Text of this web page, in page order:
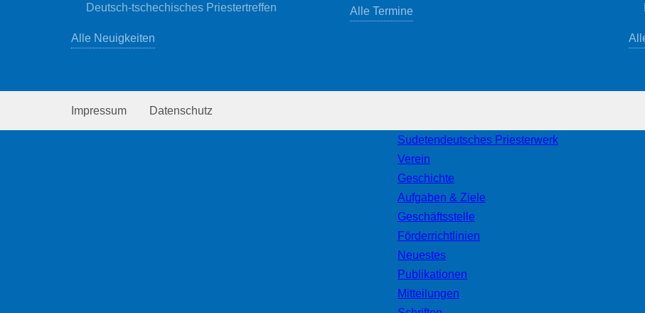
Deutsch-tschechisches Priestertreffen
Alle Neuigkeiten
Alle Termine
Impressum Datenschutz
Sudetendeutsches Priesterwerk
Verein
Geschichte
Aufgaben & Ziele
Geschäftsstelle
Förderrichtlinien
Neuestes
Publikationen
Mitteilungen